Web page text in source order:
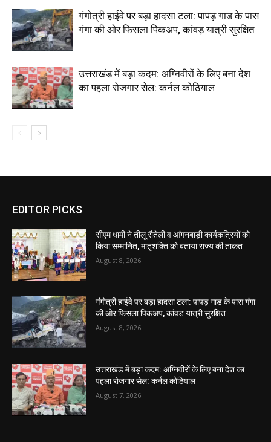
गंगोत्री हाईवे पर बड़ा हादसा टला: पापड़ गाड के पास
गंगा की ओर फिसला पिकअप, कांवड़ यात्री सुरक्षित
उत्तराखंड में बड़ा कदम: अग्निवीरों के लिए बना देश
का पहला रोजगार सेल: कर्नल कोठियाल
EDITOR PICKS
सीएम धामी ने तीलू रौतेली व आंगनबाड़ी कार्यकत्रियों को
किया सम्मानित, मातृशक्ति को बताया राज्य की ताकत
August 8, 2026
गंगोत्री हाईवे पर बड़ा हादसा टला: पापड़ गाड के पास गंगा
की ओर फिसला पिकअप, कांवड़ यात्री सुरक्षित
August 8, 2026
उत्तराखंड में बड़ा कदम: अग्निवीरों के लिए बना देश का
पहला रोजगार सेल: कर्नल कोठियाल
August 7, 2026